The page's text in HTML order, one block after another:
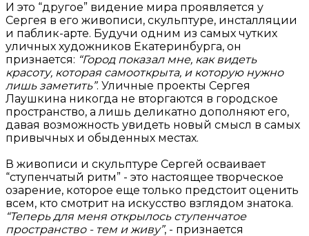
И это “другое” видение мира проявляется у
Сергея в его живописи, скульптуре, инсталляции
и паблик-арте. Будучи одним из самых чутких
уличных художников Екатеринбурга, он
признается: “Город показал мне, как видеть
красоту, которая самооткрыта, и которую нужно
лишь заметить”. Уличные проекты Сергея
Лаушкина никогда не вторгаются в городское
пространство, а лишь деликатно дополняют его,
давая возможность увидеть новый смысл в самых
привычных и обыденных местах.
В живописи и скульптуре Сергей осваивает
“ступенчатый ритм” - это настоящее творческое
озарение, которое еще только предстоит оценить
всем, кто смотрит на искусство взглядом знатока.
“Теперь для меня открылось ступенчатое
пространство - тем и живу”, - признается